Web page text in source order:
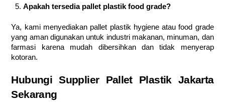
Apakah tersedia pallet plastik food grade?
Ya, kami menyediakan pallet plastik hygiene atau food grade
yang aman digunakan untuk industri makanan, minuman, dan
farmasi karena mudah dibersihkan dan tidak menyerap
kotoran.
Hubungi Supplier Pallet Plastik Jakarta
Sekarang